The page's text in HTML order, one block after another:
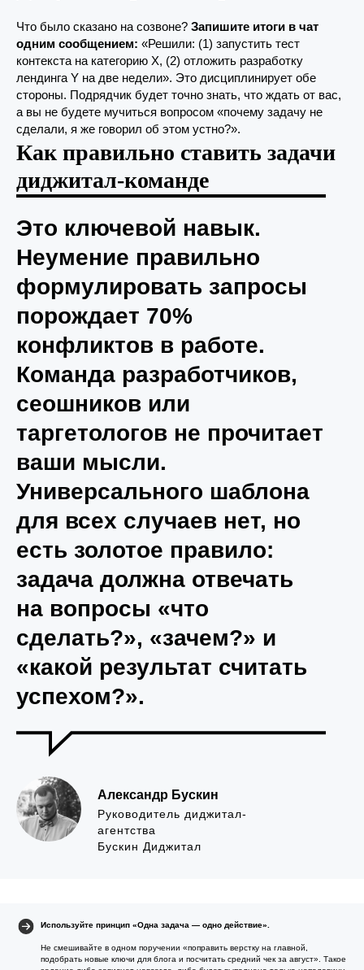
Что было сказано на созвоне? Запишите итоги в чат
одним сообщением: «Решили: (1) запустить тест
контекста на категорию X, (2) отложить разработку
лендинга Y на две недели». Это дисциплинирует обе
стороны. Подрядчик будет точно знать, что ждать от вас,
а вы не будете мучиться вопросом «почему задачу не
сделали, я же говорил об этом устно?».
Как правильно ставить задачи
диджитал-команде
Это ключевой навык.
Неумение правильно
формулировать запросы
порождает 70%
конфликтов в работе.
Команда разработчиков,
сеошников или
таргетологов не прочитает
ваши мысли.
Универсального шаблона
для всех случаев нет, но
есть золотое правило:
задача должна отвечать
на вопросы «что
сделать?», «зачем?» и
«какой результат считать
успехом?».
Александр Бускин
Руководитель диджитал-
агентства
Бускин Диджитал
Используйте принцип «Одна задача — одно действие».
Не смешивайте в одном поручении «поправить верстку на главной,
подобрать новые ключи для блога и посчитать средний чек за август». Такое